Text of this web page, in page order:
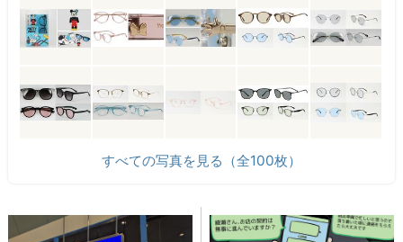
すべての写真を見る（全100枚）